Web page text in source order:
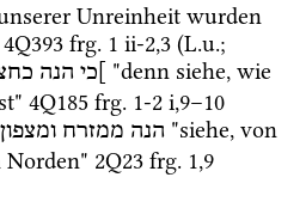
Unreinheit wurden
4Q393 frg. 1 ii-2,3 (L.u.
]כי הנה
"denn siehe, wie
4Q185 frg. 1-2 i,9–10
הנה ממזרח ומצפון
"siehe, von
Norden" 2Q23 frg. 1,9